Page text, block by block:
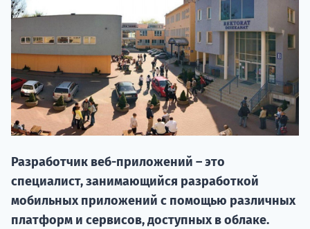
Разработчик веб-приложений – это
специалист, занимающийся разработкой
мобильных приложений с помощью различных
платформ и сервисов, доступных в облаке.
НАБОР